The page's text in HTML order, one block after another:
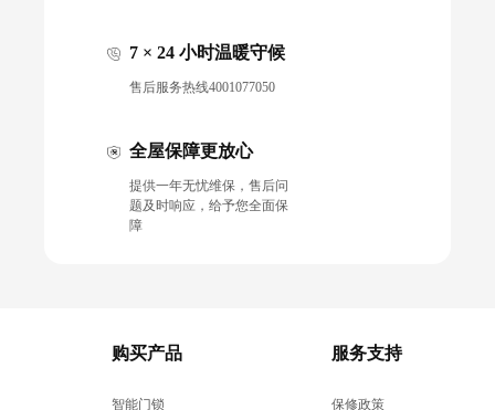
7 × 24 小时温暖守候
售后服务热线4001077050
全屋保障更放心
提供一年无忧维保，售后问
题及时响应，给予您全面保
障
购买产品
智能门锁
服务支持
保修政策